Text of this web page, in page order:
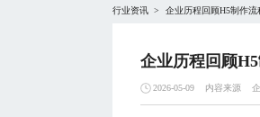
行业资讯 > 企业历程回顾H5制作流
企业历程回顾
2026-05-09 内容来源